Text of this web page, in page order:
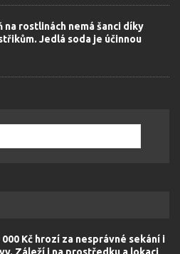
na rostlinách nemá šanci díky
Jedlá soda je účinnou
000 Kč hrozí za nesprávné sekání i